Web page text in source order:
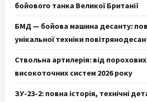
бойового танка Великої Британії
БМД — бойова машина десанту:
унікальної техніки
Ствольна артилерія: від
високоточних систем 2026 року
ЗУ-23-2: повна історія, технічні